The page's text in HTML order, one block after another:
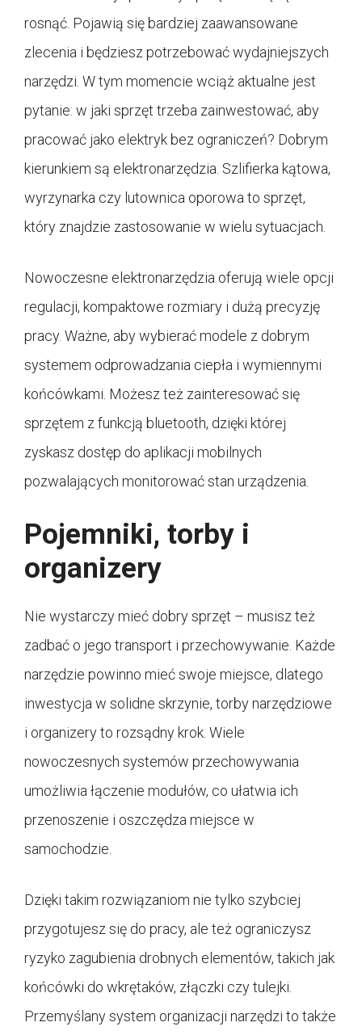
rosnąć. Pojawią się bardziej zaawansowane
zlecenia i będziesz potrzebować wydajniejszych
narzędzi. W tym momencie wciąż aktualne jest
pytanie: w jaki sprzęt trzeba zainwestować, aby
pracować jako elektryk bez ograniczeń? Dobrym
kierunkiem są elektronarzędzia. Szlifierka kątowa,
wyrzynarka czy lutownica oporowa to sprzęt,
który znajdzie zastosowanie w wielu sytuacjach.
Nowoczesne elektronarzędzia oferują wiele opcji
regulacji, kompaktowe rozmiary i dużą precyzję
pracy. Ważne, aby wybierać modele z dobrym
systemem odprowadzania ciepła i wymiennymi
końcówkami. Możesz też zainteresować się
sprzętem z funkcją bluetooth, dzięki której
zyskasz dostęp do aplikacji mobilnych
pozwalających monitorować stan urządzenia.
Pojemniki, torby i
organizery
Nie wystarczy mieć dobry sprzęt – musisz też
zadbać o jego transport i przechowywanie. Każde
narzędzie powinno mieć swoje miejsce, dlatego
inwestycja w solidne skrzynie, torby narzędziowe
i organizery to rozsądny krok. Wiele
nowoczesnych systemów przechowywania
umożliwia łączenie modułów, co ułatwia ich
przenoszenie i oszczędza miejsce w
samochodzie.
Dzięki takim rozwiązaniom nie tylko szybciej
przygotujesz się do pracy, ale też ograniczysz
ryzyko zagubienia drobnych elementów, takich jak
końcówki do wkrętaków, złączki czy tulejki.
Przemyślany system organizacji narzędzi to także